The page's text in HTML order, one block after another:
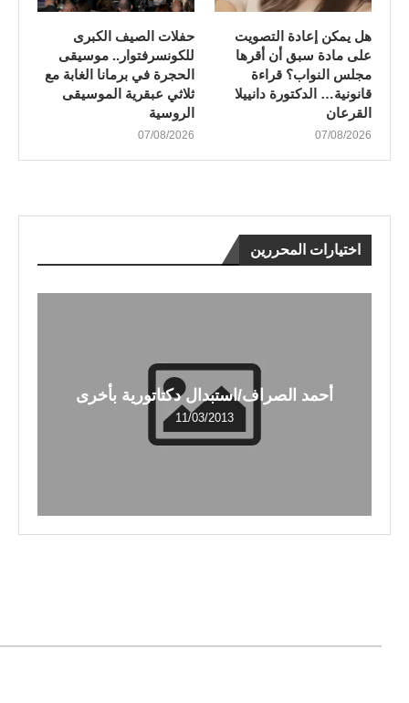
هل يمكن إعادة التصويت
على مادة سبق أن أقرها
مجلس النواب؟ قراءة
قانونية… الدكتورة دانييلا
القرعان
07/08/2026
​حفلات الصيف الكبرى
للكونسرفتوار.. موسيقى
الحجرة في برمانا الغابة مع
ثلاثي عبقرية الموسيقى
الروسية
07/08/2026
اختيارات المحررين
أحمد الصراف/استبدال دكتاتورية بأخرى
11/03/2013